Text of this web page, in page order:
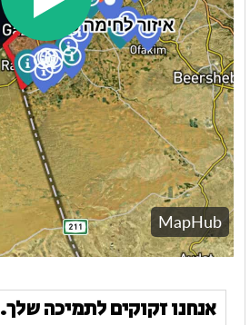
אנחנו זקוקים לתמיכה שלך.